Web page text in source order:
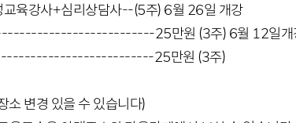
육강사+심리상담사--(5주) 6월 26일 개강
25만원 (3주) 6월 12일개
25만원 (3주)
소 변경 있을 수 있습니다)